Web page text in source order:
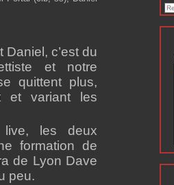
c’est du
et notre
quittent plus,
et variant les
les deux
formation de
de Lyon Dave
peu.